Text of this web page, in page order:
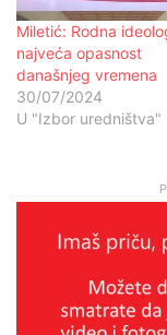
Miletić: Rodna
najveća opasnost
današnjeg vremena
30/07/2024
U "Izbor uredništva"